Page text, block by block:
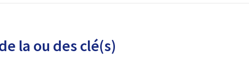
la ou des clé(s)